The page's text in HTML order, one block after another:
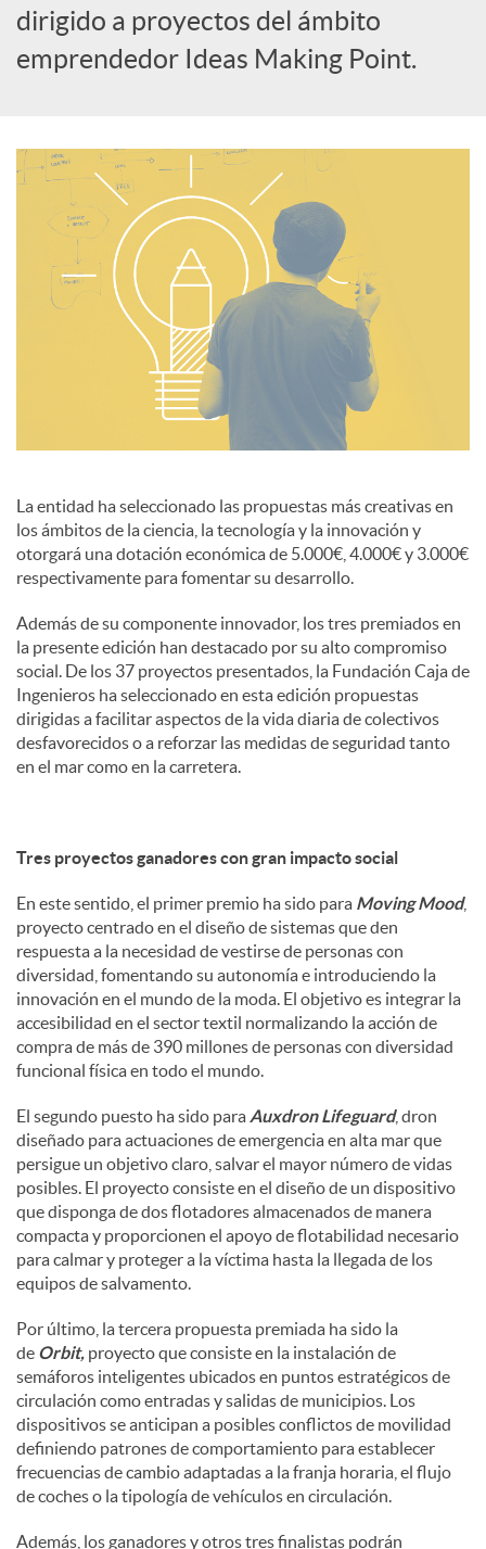
o
i
s
dirigido a proyectos del ámbito
emprendedor Ideas Making Point.
La entidad ha seleccionado las propuestas más creativas en
los ámbitos de la ciencia, la tecnología y la innovación y
otorgará una dotación económica de 5.000€, 4.000€ y 3.000€
respectivamente para fomentar su desarrollo.
Además de su componente innovador, los tres premiados en
la presente edición han destacado por su alto compromiso
social. De los 37 proyectos presentados, la Fundación Caja de
Ingenieros ha seleccionado en esta edición propuestas
dirigidas a facilitar aspectos de la vida diaria de colectivos
desfavorecidos o a reforzar las medidas de seguridad tanto
en el mar como en la carretera.
Tres proyectos ganadores con gran impacto social
En este sentido, el primer premio ha sido para Moving Mood,
proyecto centrado en el diseño de sistemas que den
respuesta a la necesidad de vestirse de personas con
diversidad, fomentando su autonomía e introduciendo la
innovación en el mundo de la moda. El objetivo es integrar la
accesibilidad en el sector textil normalizando la acción de
compra de más de 390 millones de personas con diversidad
funcional física en todo el mundo.
El segundo puesto ha sido para Auxdron Lifeguard, dron
diseñado para actuaciones de emergencia en alta mar que
persigue un objetivo claro, salvar el mayor número de vidas
posibles. El proyecto consiste en el diseño de un dispositivo
que disponga de dos flotadores almacenados de manera
compacta y proporcionen el apoyo de flotabilidad necesario
para calmar y proteger a la víctima hasta la llegada de los
equipos de salvamento.
Por último, la tercera propuesta premiada ha sido la
de Orbit, proyecto que consiste en la instalación de
semáforos inteligentes ubicados en puntos estratégicos de
circulación como entradas y salidas de municipios. Los
dispositivos se anticipan a posibles conflictos de movilidad
definiendo patrones de comportamiento para establecer
frecuencias de cambio adaptadas a la franja horaria, el flujo
de coches o la tipología de vehículos en circulación.
Además, los ganadores y otros tres finalistas podrán